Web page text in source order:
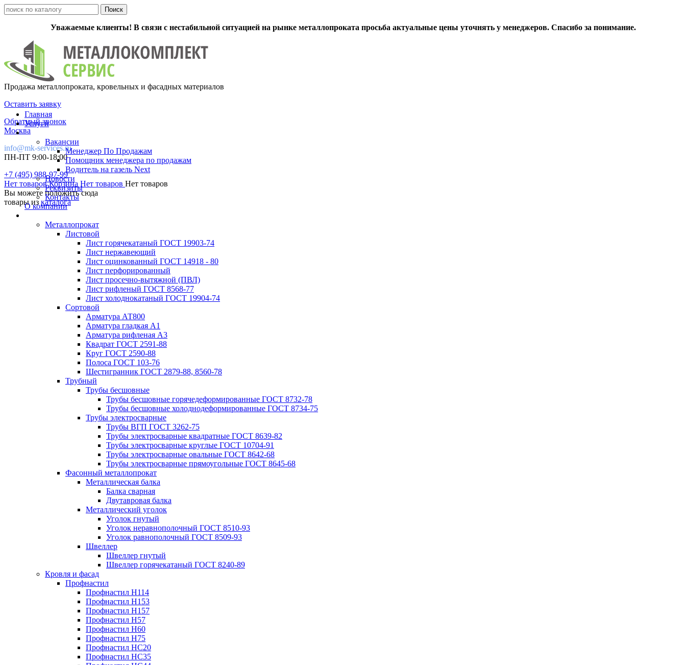
Уважаемые клиенты! В связи с нестабильной ситуацией на рынке металлопроката просьба актуальные цены уточнять у менеджеров. Спасибо за понимание.
Продажа металлопроката, кровельных и фасадных материалов
Оставить заявку
Обратный звонок
Москва
info@mk-services.ru
ПН-ПТ 9:00-18:00
+7 (495) 988-97-99
Нет товаровКорзина Нет товаров Нет товаров
Вы можете положить сюда
товары из каталога
Главная
Услуги
Вакансии
Менеджер По Продажам
Помощник менеджера по продажам
Водитель на газель Next
Новости
Реквизиты
Контакты
О компании
Металлопрокат
Листовой
Лист горячекатаный ГОСТ 19903-74
Лист нержавеющий
Лист оцинкованный ГОСТ 14918 - 80
Лист перфорированный
Лист просечно-вытяжной (ПВЛ)
Лист рифленый ГОСТ 8568-77
Лист холоднокатаный ГОСТ 19904-74
Сортовой
Арматура АТ800
Арматура гладкая А1
Арматура рифленая А3
Квадрат ГОСТ 2591-88
Круг ГОСТ 2590-88
Полоса ГОСТ 103-76
Шестигранник ГОСТ 2879-88, 8560-78
Трубный
Трубы бесшовные
Трубы бесшовные горячедеформированные ГОСТ 8732-78
Трубы бесшовные холоднодеформированные ГОСТ 8734-75
Трубы электросварные
Трубы ВГП ГОСТ 3262-75
Трубы электросварные квадратные ГОСТ 8639-82
Трубы электросварные круглые ГОСТ 10704-91
Трубы электросварные овальные ГОСТ 8642-68
Трубы электросварные прямоугольные ГОСТ 8645-68
Фасонный металлопрокат
Металлическая балка
Балка сварная
Двутавровая балка
Металлический уголок
Уголок гнутый
Уголок неравнополочный ГОСТ 8510-93
Уголок равнополочный ГОСТ 8509-93
Швеллер
Швеллер гнутый
Швеллер горячекатаный ГОСТ 8240-89
Кровля и фасад
Профнастил
Профнастил Н114
Профнастил Н153
Профнастил Н157
Профнастил Н57
Профнастил Н60
Профнастил Н75
Профнастил НС20
Профнастил НС35